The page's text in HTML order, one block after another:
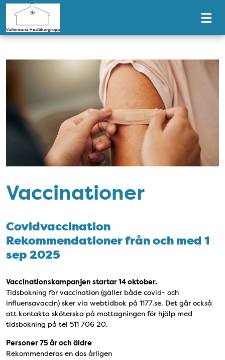
Tillgänglighetsmeny
Vaccinationer
Covidvaccination
Rekommendationer från och med 1
sep 2025
Vaccinationskampanjen startar 14 oktober.
Tidsbokning för vaccination (gäller både covid- och
influensavaccin) sker via webtidbok på 1177.se. Det går också
att kontakta sköterska på mottagningen för hjälp med
tidsbokning på tel 511 706 20.
Personer 75 år och äldre
Rekommenderas en dos årligen